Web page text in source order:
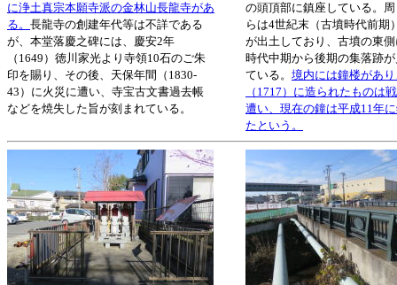
に浄土真宗本願寺派の金林山長龍寺があ
る。 長龍寺の創建年代等は不詳である
が、本堂落慶之碑には、慶安2年
（1649）徳川家光より寺領10石のご朱
印を賜り、その後、天保年間（1830-
43）に火災に遭い、寺宝古文書過去帳
などを焼失した旨が刻まれている。
の頭頂部に鎮座している。
らは4世紀末（古墳時代前期
が出土しており、古墳の東
時代中期から後期の集落跡
ている。 境内には鐘楼があ
（1717）に造られたものは
遭い、現在の鐘は平成11年
たという。